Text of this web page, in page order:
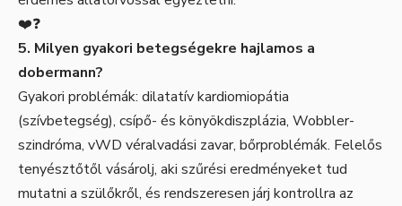
❤️❓
5. Milyen gyakori betegségekre hajlamos a
dobermann?
Gyakori problémák: dilatatív kardiomiopátia
(szívbetegség), csípő- és könyökdiszplázia, Wobbler-
szindróma, vWD véralvadási zavar, bőrproblémák. Felelős
tenyésztőtől vásárolj, aki szűrési eredményeket tud
mutatni a szülőkről, és rendszeresen járj kontrollra az